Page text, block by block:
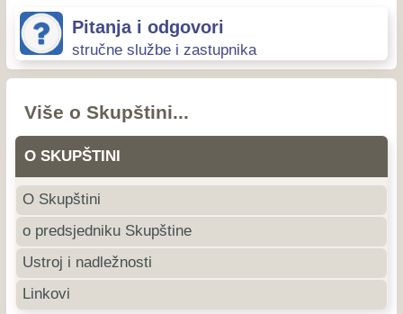
Pitanja i odgovori
stručne službe i zastupnika
Više o Skupštini...
O SKUPŠTINI
O Skupštini
o predsjedniku Skupštine
Ustroj i nadležnosti
Linkovi